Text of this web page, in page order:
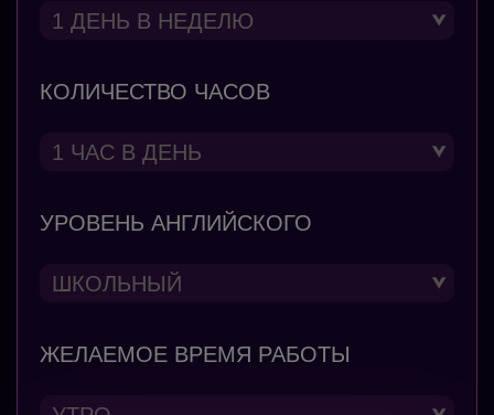
КОЛИЧЕСТВО ЧАСОВ
УРОВЕНЬ АНГЛИЙСКОГО
ЖЕЛАЕМОЕ ВРЕМЯ РАБОТЫ